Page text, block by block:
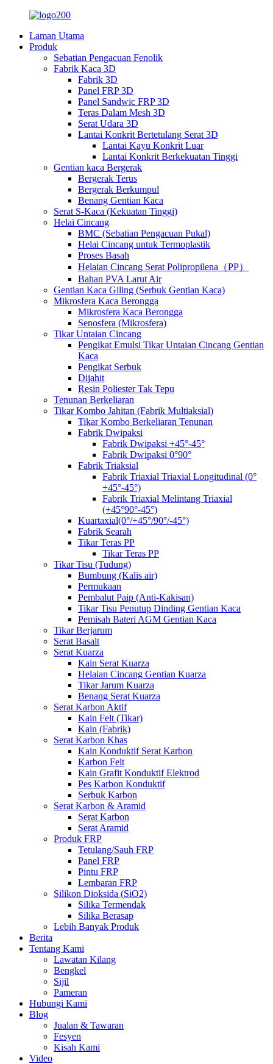
Laman Utama
Produk
Sebatian Pengacuan Fenolik
Fabrik Kaca 3D
Fabrik 3D
Panel FRP 3D
Panel Sandwic FRP 3D
Teras Dalam Mesh 3D
Serat Udara 3D
Lantai Konkrit Bertetulang Serat 3D
Lantai Kayu Konkrit Luar
Lantai Konkrit Berkekuatan Tinggi
Gentian kaca Bergerak
Bergerak Terus
Bergerak Berkumpul
Benang Gentian Kaca
Serat S-Kaca (Kekuatan Tinggi)
Helai Cincang
BMC (Sebatian Pengacuan Pukal)
Helai Cincang untuk Termoplastik
Proses Basah
Helaian Cincang Serat Polipropilena（PP）
Bahan PVA Larut Air
Gentian Kaca Giling (Serbuk Gentian Kaca)
Mikrosfera Kaca Berongga
Mikrosfera Kaca Berongga
Senosfera (Mikrosfera)
Tikar Untaian Cincang
Pengikat Emulsi Tikar Untaian Cincang Gentian
Kaca
Pengikat Serbuk
Dijahit
Resin Poliester Tak Tepu
Tenunan Berkeliaran
Tikar Kombo Jahitan (Fabrik Multiaksial)
Tikar Kombo Berkeliaran Tenunan
Fabrik Dwipaksi
Fabrik Dwipaksi +45°-45°
Fabrik Dwipaksi 0°90°
Fabrik Triaksial
Fabrik Triaxial Triaxial Longitudinal (0°
+45°-45°)
Fabrik Triaxial Melintang Triaxial
(+45°90°-45°)
Kuartaxial(0°/+45°/90°/-45°)
Fabrik Searah
Tikar Teras PP
Tikar Teras PP
Tikar Tisu (Tudung)
Bumbung (Kalis air)
Permukaan
Pembalut Paip (Anti-Kakisan)
Tikar Tisu Penutup Dinding Gentian Kaca
Pemisah Bateri AGM Gentian Kaca
Tikar Berjarum
Serat Basalt
Serat Kuarza
Kain Serat Kuarza
Helaian Cincang Gentian Kuarza
Tikar Jarum Kuarza
Benang Serat Kuarza
Serat Karbon Aktif
Kain Felt (Tikar)
Kain (Fabrik)
Serat Karbon Khas
Kain Konduktif Serat Karbon
Karbon Felt
Kain Grafit Konduktif Elektrod
Pes Karbon Konduktif
Serbuk Karbon
Serat Karbon & Aramid
Serat Karbon
Serat Aramid
Produk FRP
Tetulang/Sauh FRP
Panel FRP
Pintu FRP
Lembaran FRP
Silikon Dioksida (SiO2)
Silika Termendak
Silika Berasap
Lebih Banyak Produk
Berita
Tentang Kami
Lawatan Kilang
Bengkel
Sijil
Pameran
Hubungi Kami
Blog
Jualan & Tawaran
Fesyen
Kisah Kami
Video